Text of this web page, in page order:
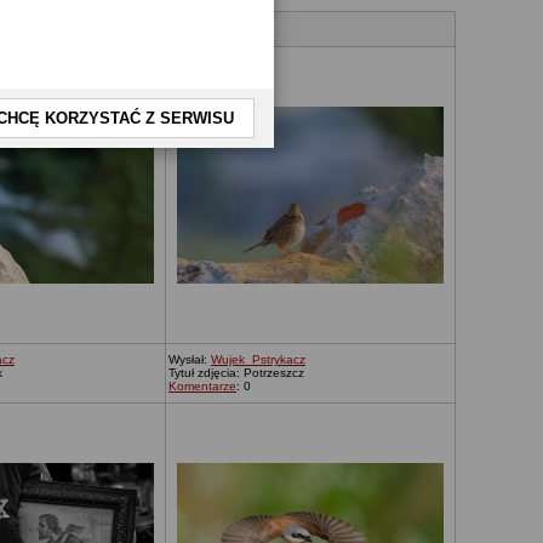
KORZYSTAĆ Z SERWISU
Wysłał: Wujek_Pstrykacz
Tytuł zdjęcia: Potrzeszcz
Komentarze: 0